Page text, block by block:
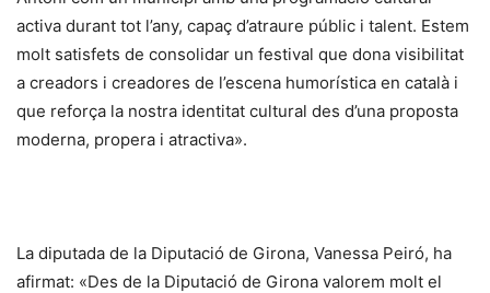
activa durant tot l’any, capaç d’atraure públic i talent. Estem
molt satisfets de consolidar un festival que dona visibilitat
a creadors i creadores de l’escena humorística en català i
que reforça la nostra identitat cultural des d’una proposta
moderna, propera i atractiva».
La diputada de la Diputació de Girona, Vanessa Peiró, ha
afirmat: «Des de la Diputació de Girona valorem molt el